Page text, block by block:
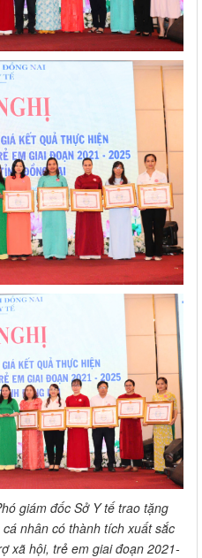
giám đốc Sở Y tế trao tặng
nhân có thành tích xuất sắc
xã hội, trẻ em giai đoạn 2021-